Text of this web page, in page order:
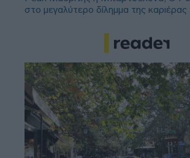
στο μεγαλύτερο δίλημμα της καριέρας